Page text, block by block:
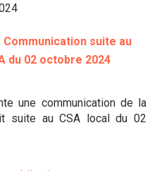
Communication suite au
du 02 octobre 2024
une communication de la
suite au CSA local du 02